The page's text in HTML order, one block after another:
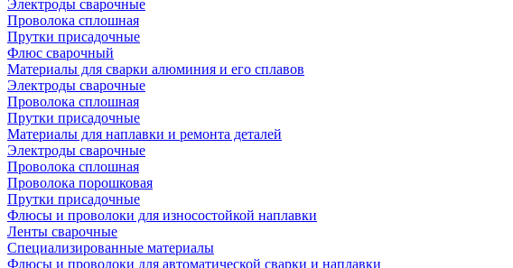
Электроды сварочные
Проволока сплошная
Прутки присадочные
Флюс сварочный
Материалы для сварки алюминия и его сплавов
Электроды сварочные
Проволока сплошная
Прутки присадочные
Материалы для наплавки и ремонта деталей
Электроды сварочные
Проволока сплошная
Проволока порошковая
Прутки присадочные
Флюсы и проволоки для износостойкой наплавки
Ленты сварочные
Специализированные материалы
Флюсы и проволоки для автоматической сварки и наплавки